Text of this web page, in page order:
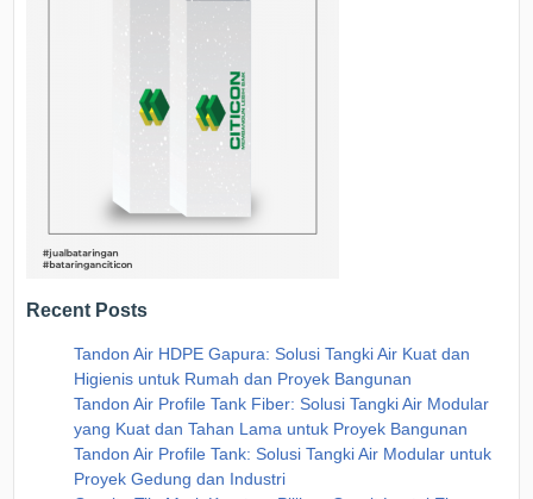
Recent Posts
Tandon Air HDPE Gapura: Solusi Tangki Air Kuat dan
Higienis untuk Rumah dan Proyek Bangunan
Tandon Air Profile Tank Fiber: Solusi Tangki Air Modular
yang Kuat dan Tahan Lama untuk Proyek Bangunan
Tandon Air Profile Tank: Solusi Tangki Air Modular untuk
Proyek Gedung dan Industri